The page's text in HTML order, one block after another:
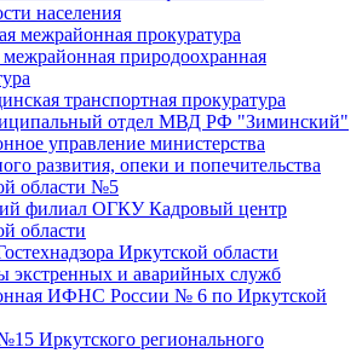
населения
межрайонная прокуратура
межрайонная природоохранная
транспортная прокуратура
отдел МВД РФ "Зиминский"
управление министерства
развития, опеки и попечительства
области №5
филиал ОГКУ Кадровый центр
области
Иркутской области
экстренных и аварийных служб
ИФНС России № 6 по Иркутской
Иркутского регионального